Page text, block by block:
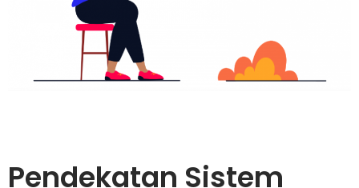
Pendekatan Sistem